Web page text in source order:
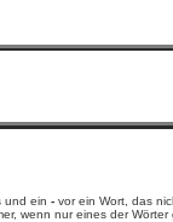
und ein - vor ein Wort, das
wenn nur eines der